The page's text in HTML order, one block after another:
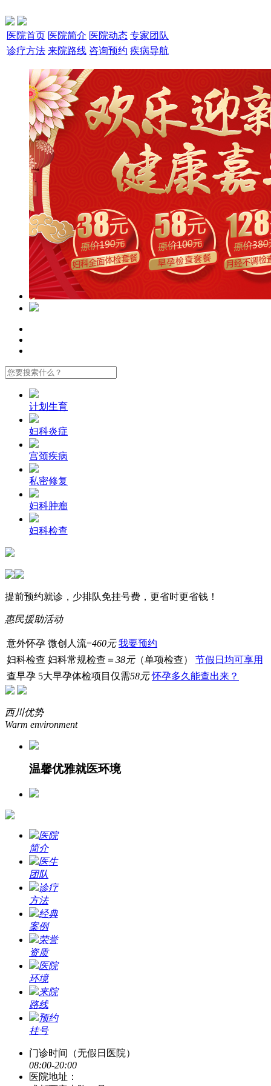
医院首页 医院简介 医院动态 专家团队
诊疗方法 来院路线 咨询预约 疾病导航
计划生育
妇科炎症
宫颈疾病
私密修复
妇科肿瘤
妇科检查
提前预约就诊，少排队免挂号费，更省时更省钱！
惠民援助活动
意外怀孕 微创人流=460元 我要预约
妇科检查 妇科常规检查＝ 38元（单项检查）
节假日均可享用
查早孕 5大早孕体检项目仅需58元 怀孕多久能查出来？
西川优势
Warm environment
温馨优雅就医环境
医院
简介
医生
团队
诊疗
方法
经典
案例
荣誉
资质
医院
环境
来院
路线
预约
挂号
门诊时间（无假日医院）
08:00-20:00
医院地址：